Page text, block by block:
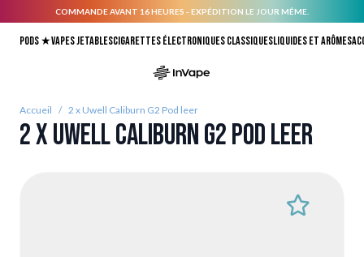
COMMANDE AVANT 16 HEURES - EXPÉDITION LE JOUR MÊME.
Pods ★Vapes jetablesCigarettes électroniques classiquesLiquides et arômes
Accueil / 2 x Uwell Caliburn G2 Pod leer
2 x Uwell Caliburn G2 Pod leer